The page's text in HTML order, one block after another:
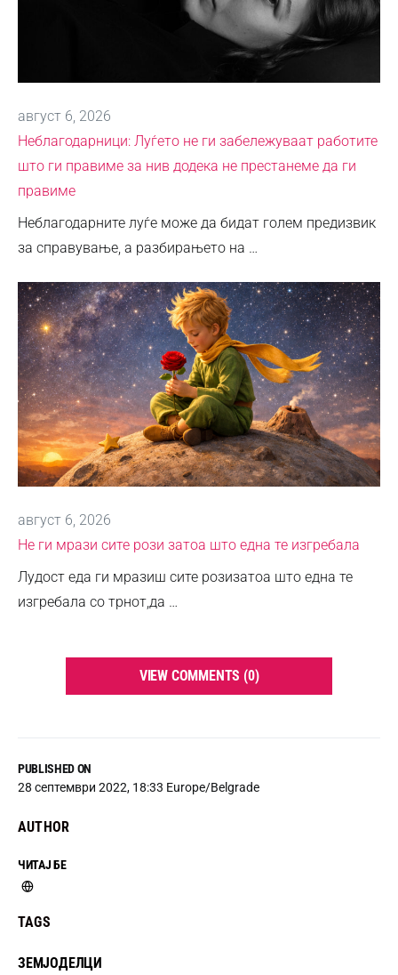
PUBLISHED ON
28 септември 2022, 18:33 Europe/Belgrade
AUTHOR
ЧИТАЈ БЕ
TAGS
ЗЕМЈОДЕЛЦИ
август 6, 2026
Неблагодарници: Луѓето не ги забележуваат работите
што ги правиме за нив додека не престанеме да ги
правиме
Неблагодарните луѓе може да бидат голем предизвик
за справување, а разбирањето на …
август 6, 2026
Не ги мрази сите рози затоа што една те изгребала
Лудост еда ги мразиш сите розизатоа што една те
изгребала со трнот,да …
VIEW COMMENTS (0)